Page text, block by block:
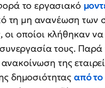
το εργασιακό
τη μη ανανέωση των
οι οποίοι κλήθηκαν
τους. Παρά
της
δημοσιότητας από το